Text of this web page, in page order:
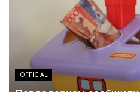
OFFICIAL